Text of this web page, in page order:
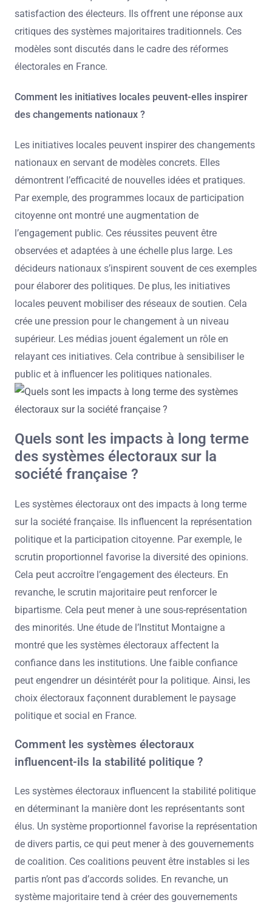
satisfaction des électeurs. Ils offrent une réponse aux
critiques des systèmes majoritaires traditionnels. Ces
modèles sont discutés dans le cadre des réformes
électorales en France.
Comment les initiatives locales peuvent-elles inspirer
des changements nationaux ?
Les initiatives locales peuvent inspirer des changements
nationaux en servant de modèles concrets. Elles
démontrent l’efficacité de nouvelles idées et pratiques.
Par exemple, des programmes locaux de participation
citoyenne ont montré une augmentation de
l’engagement public. Ces réussites peuvent être
observées et adaptées à une échelle plus large. Les
décideurs nationaux s’inspirent souvent de ces exemples
pour élaborer des politiques. De plus, les initiatives
locales peuvent mobiliser des réseaux de soutien. Cela
crée une pression pour le changement à un niveau
supérieur. Les médias jouent également un rôle en
relayant ces initiatives. Cela contribue à sensibiliser le
public et à influencer les politiques nationales.
Quels sont les impacts à long terme
des systèmes électoraux sur la
société française ?
Les systèmes électoraux ont des impacts à long terme
sur la société française. Ils influencent la représentation
politique et la participation citoyenne. Par exemple, le
scrutin proportionnel favorise la diversité des opinions.
Cela peut accroître l’engagement des électeurs. En
revanche, le scrutin majoritaire peut renforcer le
bipartisme. Cela peut mener à une sous-représentation
des minorités. Une étude de l’Institut Montaigne a
montré que les systèmes électoraux affectent la
confiance dans les institutions. Une faible confiance
peut engendrer un désintérêt pour la politique. Ainsi, les
choix électoraux façonnent durablement le paysage
politique et social en France.
Comment les systèmes électoraux
influencent-ils la stabilité politique ?
Les systèmes électoraux influencent la stabilité politique
en déterminant la manière dont les représentants sont
élus. Un système proportionnel favorise la représentation
de divers partis, ce qui peut mener à des gouvernements
de coalition. Ces coalitions peuvent être instables si les
partis n’ont pas d’accords solides. En revanche, un
système majoritaire tend à créer des gouvernements